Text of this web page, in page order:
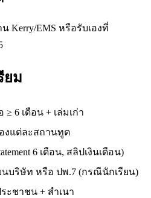
Kerry/EMS หรือรับเองที่
ยม
6 เดือน + เล่มเก่า
งแต่ละสถานทูต
6 เดือน, สลิปเงินเดือน)
นบริษัท หรือ ปพ.7 (กรณีนักเรียน)
ะชาชน + สำเนา